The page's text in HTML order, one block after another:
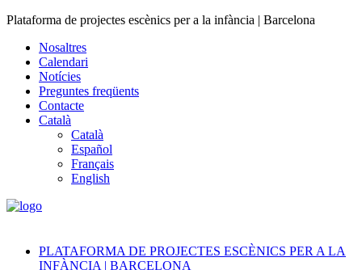
Plataforma de projectes escènics per a la infància | Barcelona
Nosaltres
Calendari
Notícies
Preguntes freqüents
Contacte
Català
Català
Español
Français
English
PLATAFORMA DE PROJECTES ESCÈNICS PER A LA
INFÀNCIA | BARCELONA